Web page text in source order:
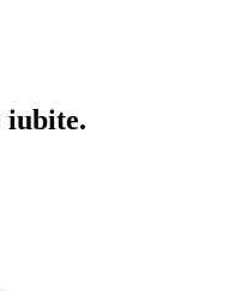
iubite.